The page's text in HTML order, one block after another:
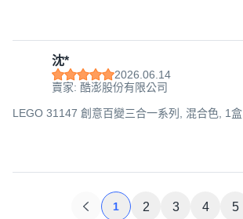
沈*
2026.06.14
賣家: 酷澎股份有限公司
LEGO 31147 創意百變三合一系列, 混合色, 1盒
1 2 3 4 5